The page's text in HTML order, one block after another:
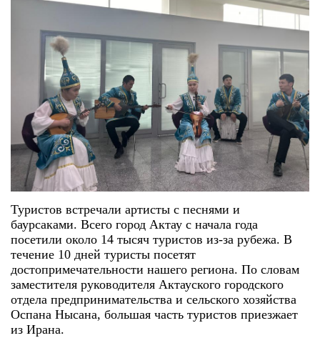
Туристов встречали артисты с песнями и
баурсаками. Всего город Актау с начала года
посетили около 14 тысяч туристов из-за рубежа. В
течение 10 дней туристы посетят
достопримечательности нашего региона. По словам
заместителя руководителя Актауского городского
отдела предпринимательства и сельского хозяйства
Оспана Нысана, большая часть туристов приезжает
из Ирана.